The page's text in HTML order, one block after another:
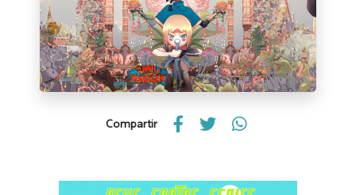
Compartir